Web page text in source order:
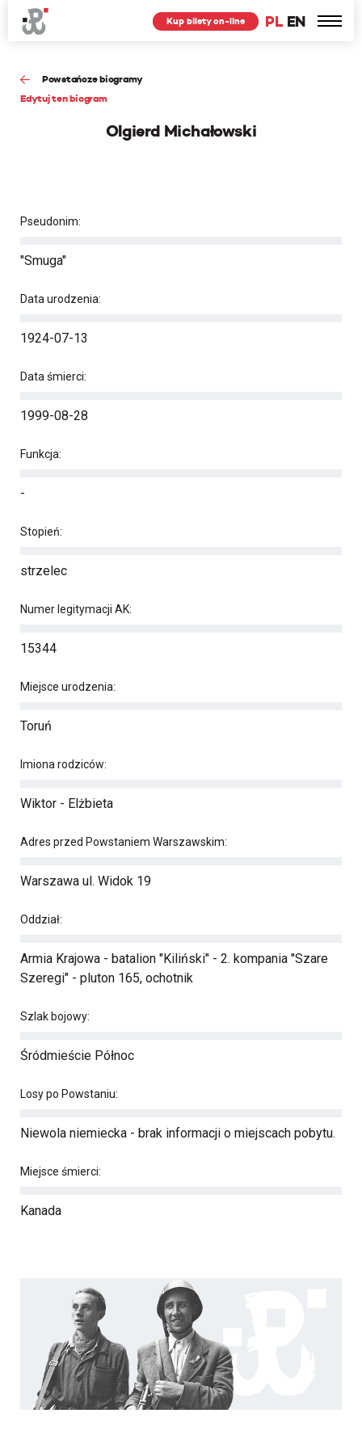
PL EN
Kup bilety on-line
Powstańcze biogramy
Edytuj ten biogram
Olgierd Michałowski
Pseudonim:
"Smuga"
Data urodzenia:
1924-07-13
Data śmierci:
1999-08-28
Funkcja:
-
Stopień:
strzelec
Numer legitymacji AK:
15344
Miejsce urodzenia:
Toruń
Imiona rodziców:
Wiktor - Elżbieta
Adres przed Powstaniem Warszawskim:
Warszawa ul. Widok 19
Oddział:
Armia Krajowa - batalion "Kiliński" - 2. kompania "Szare
Szeregi" - pluton 165, ochotnik
Szlak bojowy:
Śródmieście Północ
Losy po Powstaniu:
Niewola niemiecka - brak informacji o miejscach pobytu.
Miejsce śmierci:
Kanada